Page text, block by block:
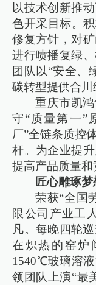
以技术创新推
色开采目标。
修复方针，对
进行喷播复绿
团队以“安全、
碳转型提供合川
重庆市凯
守“质量第一
厂”全链条质控
杆。为企业提
提高产品质量和
匠心雕琢
荣获“全国
限公司产业工
凡。每晚四轮
在炽热的窑炉
1540℃玻璃溶
领团队上演“最